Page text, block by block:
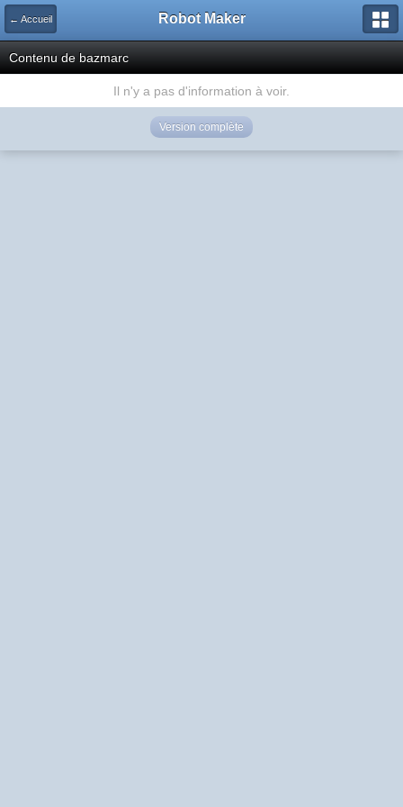
← Accueil Robot Maker
Contenu de bazmarc
Il n'y a pas d'information à voir.
Version complète